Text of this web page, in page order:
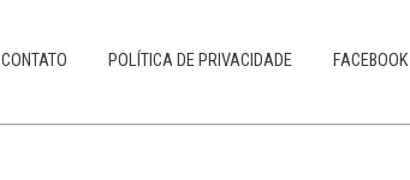
CONTATO POLÍTICA DE PRIVACIDADE FACEBOOK